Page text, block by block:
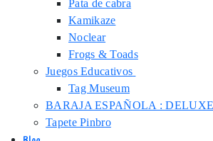
Pata de cabra
Kamikaze
Noclear
Frogs & Toads
Juegos Educativos
Tag Museum
BARAJA ESPAÑOLA :
Tapete Pinbro